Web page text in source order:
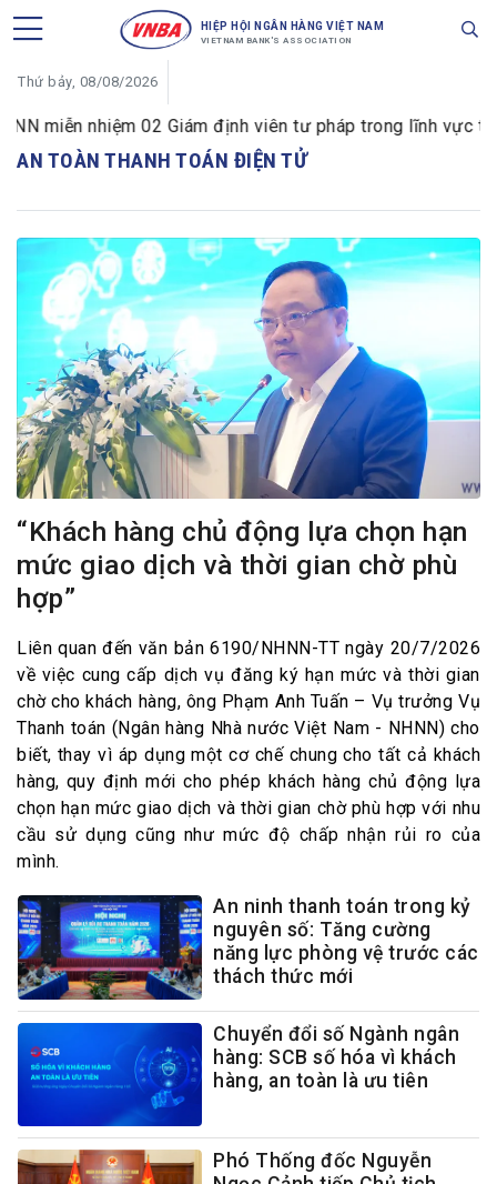
HIỆP HỘI NGÂN HÀNG VIỆT NAM
VIETNAM BANK'S ASSOCIATION
Thứ bảy, 08/08/2026
miễn nhiệm 02 Giám định viên tư pháp trong lĩnh vực tiền
AN TOÀN THANH TOÁN ĐIỆN TỬ
“Khách hàng chủ động lựa chọn hạn
mức giao dịch và thời gian chờ phù
hợp”
Liên quan đến văn bản 6190/NHNN-TT ngày 20/7/2026
về việc cung cấp dịch vụ đăng ký hạn mức và thời gian
chờ cho khách hàng, ông Phạm Anh Tuấn – Vụ trưởng Vụ
Thanh toán (Ngân hàng Nhà nước Việt Nam - NHNN) cho
biết, thay vì áp dụng một cơ chế chung cho tất cả khách
hàng, quy định mới cho phép khách hàng chủ động lựa
chọn hạn mức giao dịch và thời gian chờ phù hợp với nhu
cầu sử dụng cũng như mức độ chấp nhận rủi ro của
mình.
An ninh thanh toán trong kỷ
nguyên số: Tăng cường
năng lực phòng vệ trước các
thách thức mới
Chuyển đổi số Ngành ngân
hàng: SCB số hóa vì khách
hàng, an toàn là ưu tiên
Phó Thống đốc Nguyễn